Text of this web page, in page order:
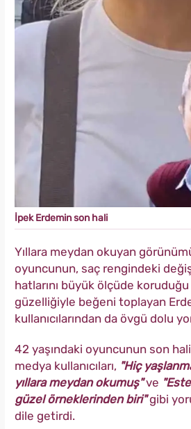
İpek Erdemin son hali
Yıllara meydan okuyan
oyuncunun, saç rengindeki
hatlarını büyük ölçüde
güzelliğiyle beğeni toplayan
kullanıcılarından da övgü dolu
42 yaşındaki oyuncunun son
medya kullanıcıları, "Hiç
yıllara meydan okumuş"ve
güzel örneklerinden biri"gibi
dile getirdi.